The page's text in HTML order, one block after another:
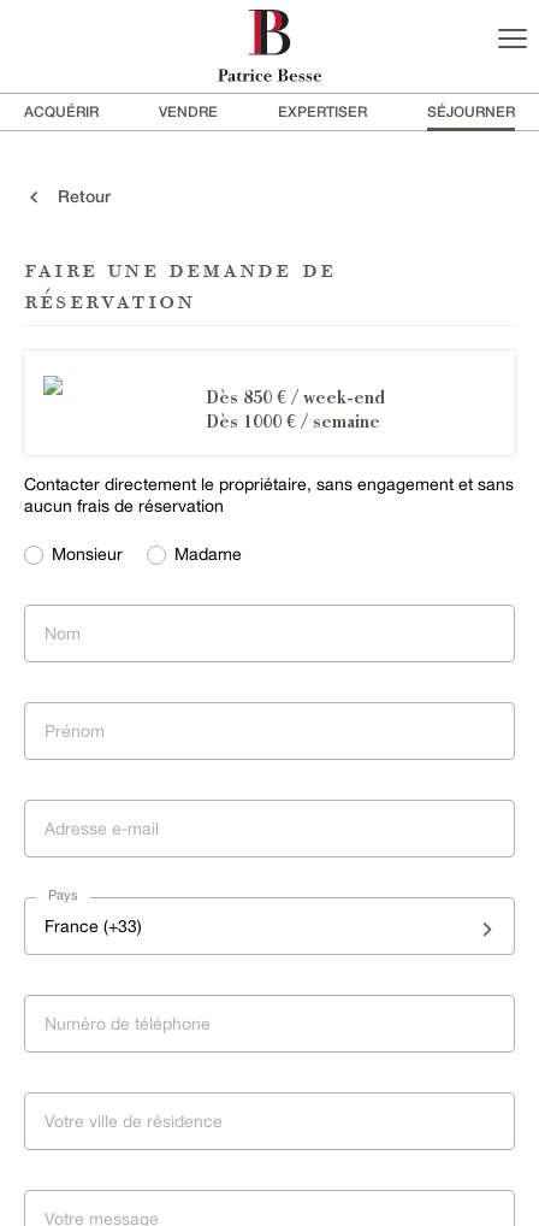
ACQUÉRIR VENDRE EXPERTISER SÉJOURNER
Retour
faire une demande de
réservation
Dès 850 € / week-end
Dès 1000 € / semaine
Contacter directement le propriétaire, sans engagement et sans
aucun frais de réservation
Monsieur Madame
Pays
France (+33)